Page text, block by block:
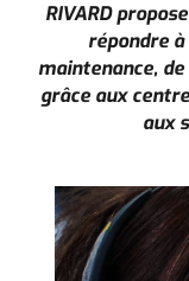
RIVARD
répondre
maintenance,
grâce aux
aux